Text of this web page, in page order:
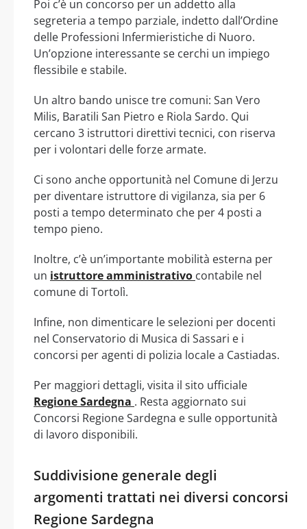
Poi c’è un concorso per un addetto alla
segreteria a tempo parziale, indetto dall’Ordine
delle Professioni Infermieristiche di Nuoro.
Un’opzione interessante se cerchi un impiego
flessibile e stabile.
Un altro bando unisce tre comuni: San Vero
Milis, Baratili San Pietro e Riola Sardo. Qui
cercano 3 istruttori direttivi tecnici, con riserva
per i volontari delle forze armate.
Ci sono anche opportunità nel Comune di Jerzu
per diventare istruttore di vigilanza, sia per 6
posti a tempo determinato che per 4 posti a
tempo pieno.
Inoltre, c’è un’importante mobilità esterna per
un istruttore amministrativo contabile nel
comune di Tortolì.
Infine, non dimenticare le selezioni per docenti
nel Conservatorio di Musica di Sassari e i
concorsi per agenti di polizia locale a Castiadas.
Per maggiori dettagli, visita il sito ufficiale
Regione Sardegna . Resta aggiornato sui
Concorsi Regione Sardegna e sulle opportunità
di lavoro disponibili.
Suddivisione generale degli
argomenti trattati nei diversi concorsi
Regione Sardegna